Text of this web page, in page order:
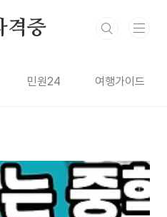
격증
민원24 여행가이드